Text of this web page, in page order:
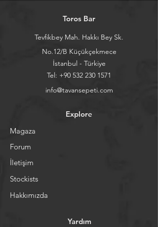
Toros Bar
Tevfikbey Mah. Hakkı Bey Sk.
No.12/B Küçükçekmece
İstanbul - Türkiye
Tel: +90 532 230 1571
info@tavansepeti.com
Explore
Magaza
Forum
İletişim
Stockists
Hakkımızda
Yardım